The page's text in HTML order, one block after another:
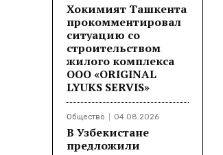
Хокимият Ташкента
прокомментировал
ситуацию со
строительством
жилого комплекса
ООО «ORIGINAL
LYUKS SERVIS»
Общество 04.08.2026
В Узбекистане
предложили